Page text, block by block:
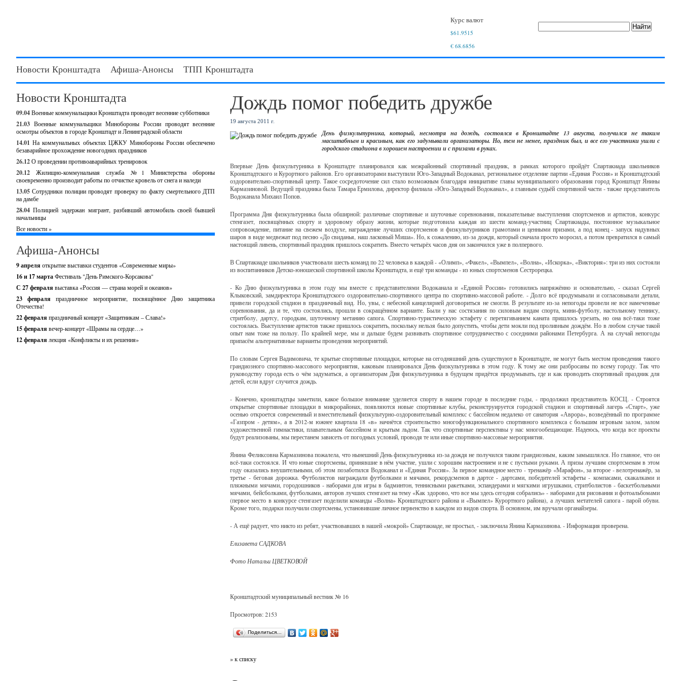
Курс валют
$61.9515
€ 68.6856
Новости Кронштадта Афиша-Анонсы ТПП Кронштадта
Новости Кронштадта
09.04Военные коммунальщики Кронштадта проводят весенние субботники
21.03 Военные коммунальщики Минобороны России проводят весенние
осмотры объектов в городе Кронштадт и Ленинградской области
14.01 На коммунальных объектах ЦЖКУ Минобороны России обеспечено
безаварийное прохождение новогодних праздников
26.12О проведении противоаварийных тренировок
20.12
Жилищно-коммунальная служба №1 Министерства обороны
своевременно производит работы по отчистке кровель от снега и наледи
13.05 Сотрудники полиции проводят проверку по факту смертельного ДТП
на дамбе
28.04 Полицией задержан мигрант, разбивший автомобиль своей бывшей
начальницы
Все новости »
Афиша-Анонсы
9 апреля открытие выставки студентов «Современные миры»
16 и 17 мартаФестиваль "День Римского-Корсакова"
С 27 февраля выставка «Россия — страна морей и океанов»
23 февраляпраздничное мероприятие, посвящённое Дню защитника
Отечества!
22 февраля праздничный концерт «Защитникам – Слава!»
15 февраля вечер-концерт «Шрамы на сердце…»
12 февраля лекция «Конфликты и их решения»
Дождь помог победить дружбе
19 августа 2011 г.
День физкультурника, который, несмотря на дождь, состоялся в Кронштадте 13 августа, получился не таким
масштабным и красивым, как его задумывали организаторы. Но, тем не менее, праздник был, и все его участники ушли с
городского стадиона в хорошем настроении и с призами в руках.
Впервые День физкультурника в Кронштадте планировался как межрайонный спортивный праздник, в рамках которого пройдёт Спартакиада школьников
Кронштадтского и Курортного районов. Его организаторами выступили Юго-Западный Водоканал, региональное отделение партии «Единая Россия» и Кронштадтский
оздоровительно-спортивный центр. Такое сосредоточение сил стало возможным благодаря инициативе главы муниципального образования город Кронштадт Янины
Кармазиновой. Ведущей праздника была Тамара Ермилова, директор филиала «Юго-Западный Водоканал», а главным судьёй спортивной части - также представитель
Водоканала Михаил Попов.
Программа Дня физкультурника была обширной: различные спортивные и шуточные соревнования, показательные выступления спортсменов и артистов, конкурс
стенгазет, посвящённых спорту и здоровому образу жизни, которые подготовила каждая из шести команд-участниц Спартакиады, постоянное музыкальное
сопровождение, питание на свежем воздухе, награждение лучших спортсменов и физкультурников грамотами и ценными призами, а под конец - запуск надувных
шаров в виде медвежат под песню «До свиданья, наш ласковый Миша». Но, к сожалению, из-за дождя, который сначала просто моросил, а потом превратился в самый
настоящий ливень, спортивный праздник пришлось сократить. Вместо четырёх часов дня он закончился уже в полпервого.
В Спартакиаде школьников участвовали шесть команд по 22 человека в каждой - «Олимп», «Факел», «Вымпел», «Волна», «Искорка», «Виктория»: три из них состояли
из воспитанников Детско-юношеской спортивной школы Кронштадта, и ещё три команды - из юных спортсменов Сестрорецка.
- Ко Дню физкультурника в этом году мы вместе с представителями Водоканала и «Единой России» готовились напряжённо и основательно, - сказал Сергей
Клыковский, замдиректора Кронштадтского оздоровительно-спортивного центра по спортивно-массовой работе. - Долго всё продумывали и согласовывали детали,
привели городской стадион в праздничный вид. Но, увы, с небесной канцелярией договориться не смогли. В результате из-за непогоды провели не все намеченные
соревнования, да и те, что состоялись, прошли в сокращённом варианте. Были у нас состязания по силовым видам спорта, мини-футболу, настольному теннису,
стритболу, дартсу, городкам, шуточному метанию сапога. Спортивно-туристическую эстафету с перетягиванием каната пришлось урезать, но она всё-таки тоже
состоялась. Выступление артистов также пришлось сократить, поскольку нельзя было допустить, чтобы дети мокли под проливным дождём. Но в любом случае такой
опыт нам тоже на пользу. По крайней мере, мы и дальше будем развивать спортивное сотрудничество с соседними районами Петербурга. А на случай непогоды
припасём альтернативные варианты проведения мероприятий.
По словам Сергея Вадимовича, те крытые спортивные площадки, которые на сегодняшний день существуют в Кронштадте, не могут быть местом проведения такого
грандиозного спортивно-массового мероприятия, каковым планировался День физкультурника в этом году. К тому же они разбросаны по всему городу. Так что
руководству города есть о чём задуматься, а организаторам Дня физкультурника в будущем придётся продумывать, где и как проводить спортивный праздник для
детей, если вдруг случится дождь.
- Конечно, кронштадтцы заметили, какое большое внимание уделяется спорту в нашем городе в последние годы, - продолжил представитель КОСЦ. - Строятся
открытые спортивные площадки в микрорайонах, появляются новые спортивные клубы, реконструируется городской стадион и спортивный лагерь «Старт», уже
осенью откроется современный и вместительный физкультурно-оздоровительный комплекс с бассейном недалеко от санатория «Аврора», возведённый по программе
«Газпром - детям», а в 2012-м южнее квартала 18 «в» начнётся строительство многофункционального спортивного комплекса с большим игровым залом, залом
художественной гимнастики, плавательным бассейном и крытым льдом. Так что спортивные перспективы у нас многообещающие. Надеюсь, что когда все проекты
будут реализованы, мы перестанем зависеть от погодных условий, проводя те или иные спортивно-массовые мероприятия.
Янина Феликсовна Кармазинова пожалела, что нынешний День физкультурника из-за дождя не получился таким грандиозным, каким замышлялся. Но главное, что он
всё-таки состоялся. И что юные спортсмены, принявшие в нём участие, ушли с хорошим настроением и не с пустыми руками. А призы лучшим спортсменам в этом
году оказались внушительными, об этом позаботился Водоканал и «Единая Россия». За первое командное место - тренажёр «Марафон», за второе - велотренажёр, за
третье - беговая дорожка. Футболистов награждали футболками и мячами, рекордсменов в дартсе - дартсами, победителей эстафеты - компасами, скакалками и
пляжными мячами, городошников - наборами для игры в бадминтон, теннисными ракетками, эспандерами и мягкими игрушками, стритболистов - баскетбольными
мячами, бейсболками, футболками, авторов лучших стенгазет на тему «Как здорово, что все мы здесь сегодня собрались» - наборами для рисования и фотоальбомами
(первое место в конкурсе стенгазет поделили команды «Волна» Кронштадтского района и «Вымпел» Курортного района), а лучших метателей сапога - парой обуви.
Кроме того, подарки получили спортсмены, установившие личное первенство в каждом из видов спорта. В основном, им вручали органайзеры.
- А ещё радует, что никто из ребят, участвовавших в нашей «мокрой» Спартакиаде, не простыл, - заключила Янина Кармазинова. - Информация проверена.
Елизавета САДКОВА
Фото Натальи ЦВЕТКОВОЙ
Кронштадтский муниципальный вестник № 16
Просмотров: 2153
Поделиться…
» к списку